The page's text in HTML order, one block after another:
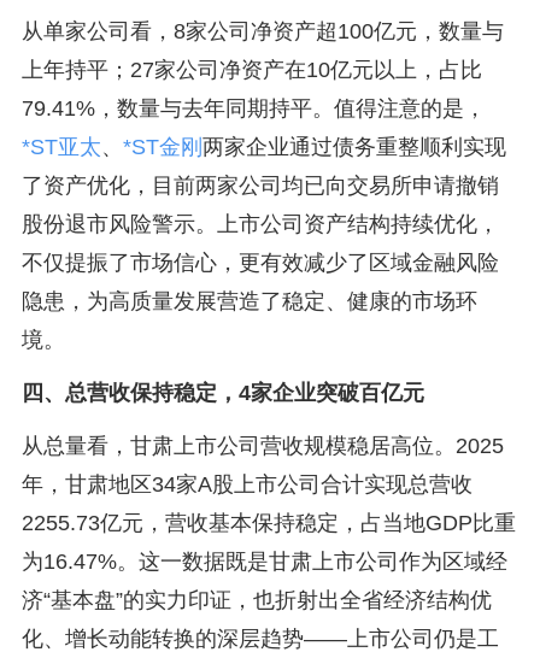
从单家公司看，8家公司净资产超100亿元，数量与
上年持平；27家公司净资产在10亿元以上，占比
79.41%，数量与去年同期持平。值得注意的是，
*ST亚太、 *ST金刚 两家企业通过债务重整顺利实现
了资产优化，目前两家公司均已向交易所申请撤销
股份退市风险警示。上市公司资产结构持续优化，
不仅提振了市场信心，更有效减少了区域金融风险
隐患，为高质量发展营造了稳定、健康的市场环
境。
四、总营收保持稳定，4家企业突破百亿元
从总量看，甘肃上市公司营收规模稳居高位。2025
年，甘肃地区34家A股上市公司合计实现总营收
2255.73亿元，营收基本保持稳定，占当地GDP比重
为16.47%。这一数据既是甘肃上市公司作为区域经
济“基本盘”的实力印证，也折射出全省经济结构优
化、增长动能转换的深层趋势——上市公司仍是工